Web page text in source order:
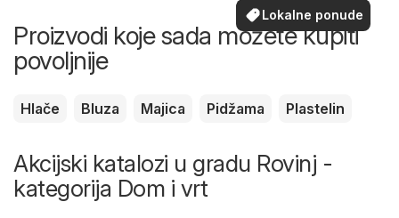
Lokalne ponude
Proizvodi koje sada možete kupiti
povoljnije
Hlače Bluza Majica Pidžama Plastelin
Akcijski katalozi u gradu Rovinj -
kategorija Dom i vrt